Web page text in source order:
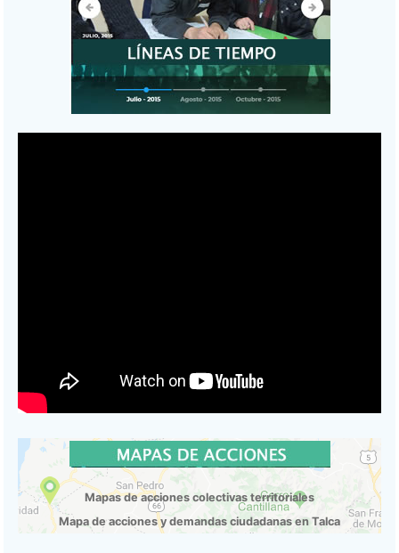
Mapas de acciones colectivas territoriales
Mapa de acciones y demandas ciudadanas en Talca